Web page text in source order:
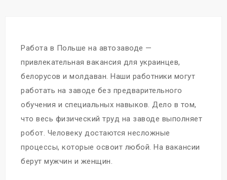
Работа в Польше на автозаводе —
привлекательная вакансия для украинцев,
белорусов и молдаван. Наши работники могут
работать на заводе без предварительного
обучения и специальных навыков. Дело в том,
что весь физический труд на заводе выполняет
робот. Человеку достаются несложные
процессы, которые освоит любой. На вакансии
берут мужчин и женщин.